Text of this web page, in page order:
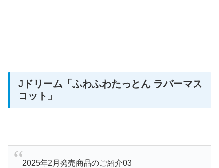
Jドリーム「ふわふわたっとん ラバーマス
コット 」
2025年2月発売商品のご紹介03